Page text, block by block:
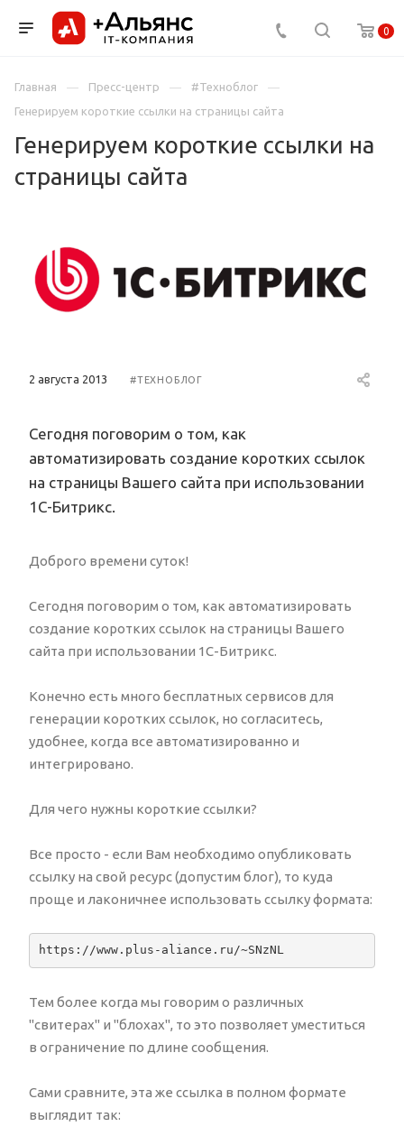
0
Главная Пресс-центр
#Техноблог
Генерируем короткие ссылки на страницы сайта
Генерируем короткие ссылки на
страницы сайта
2 августа 2013 #ТЕХНОБЛОГ
Сегодня поговорим о том, как
автоматизировать создание коротких ссылок
на страницы Вашего сайта при использовании
1С-Битрикс.
Доброго времени суток!
Сегодня поговорим о том, как автоматизировать
создание коротких ссылок на страницы Вашего
сайта при использовании 1С-Битрикс.
Конечно есть много бесплатных сервисов для
генерации коротких ссылок, но согласитесь,
удобнее, когда все автоматизированно и
интегрировано.
Для чего нужны короткие ссылки?
Все просто - если Вам необходимо опубликовать
ссылку на свой ресурс (допустим блог), то куда
проще и лаконичнее использовать ссылку формата:
https://www.plus-aliance.ru/~SNzNL
Тем более когда мы говорим о различных
"свитерах" и "блохах", то это позволяет уместиться
в ограничение по длине сообщения.
Сами сравните, эта же ссылка в полном формате
выглядит так: